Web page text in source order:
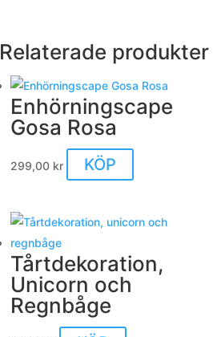
Relaterade produkter
Enhörningscape
Gosa Rosa
299,00 kr KÖP
Tårtdekoration,
Unicorn och
Regnbåge